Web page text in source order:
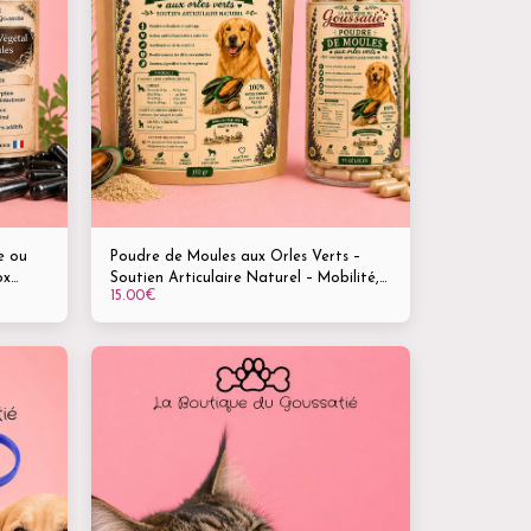
ou
Poudre de Moules aux Orles Verts –
Soutien Articulaire Naturel – Mobilité,
confort et bien-être des articulations
pour vos animaux
15.00€